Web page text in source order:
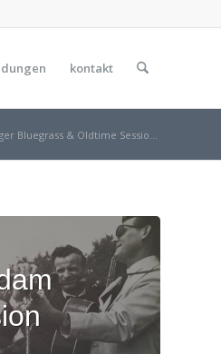
kontakt
Bluegrass & Oldtime Sessio...